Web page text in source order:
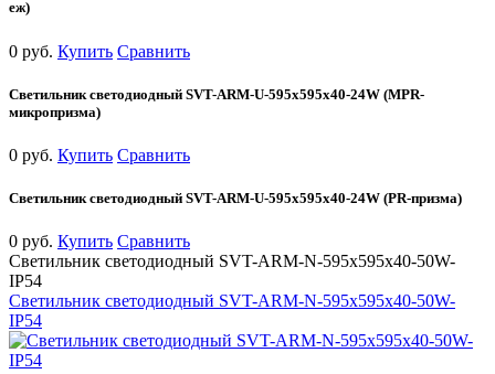
еж)
0 руб. Купить Сравнить
Светильник светодиодный SVT-ARM-U-595x595x40-24W (MPR-
микропризма)
0 руб. Купить Сравнить
Светильник светодиодный SVT-ARM-U-595x595x40-24W (PR-призма)
0 руб. Купить Сравнить
Светильник светодиодный SVT-ARM-N-595x595x40-50W-
IP54
Светильник светодиодный SVT-ARM-N-595x595x40-50W-
IP54